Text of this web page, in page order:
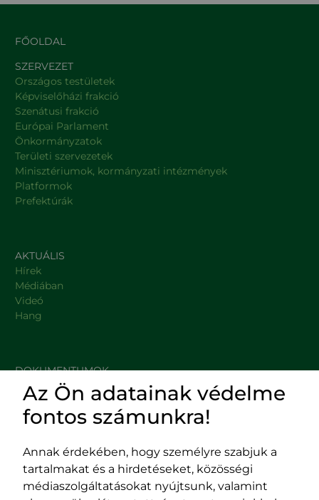
FŐOLDAL
SZERVEZET
Országos testületek
Képviselőházi frakció
Szenátusi frakció
Európai Parlament
Önkormányzatok
Területi szervezetek
Minisztériumok, kormányzati intézmények
Platformok
Prefektúrák
AKTUÁLIS
Hírek
Médiában
Videó
Hang
DOKUMENTUMOK
HASZNOS LINKEK
Impresszum
Adatvédelmi szabályzat
Az Ön adatainak védelme
fontos számunkra!
Annak érdekében, hogy személyre szabjuk a
tartalmakat és a hirdetéseket, közösségi
médiaszolgáltatásokat nyújtsunk, valamint